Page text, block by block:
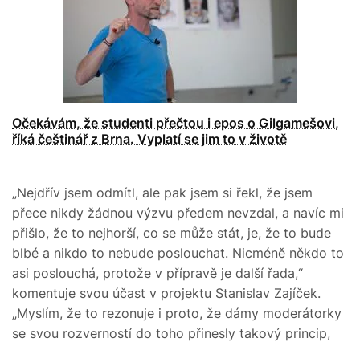
Očekávám, že studenti přečtou i epos o Gilgamešovi,
říká češtinář z Brna. Vyplatí se jim to v životě
„Nejdřív jsem odmítl, ale pak jsem si řekl, že jsem
přece nikdy žádnou výzvu předem nevzdal, a navíc mi
přišlo, že to nejhorší, co se může stát, je, že to bude
blbé a nikdo to nebude poslouchat. Nicméně někdo to
asi poslouchá, protože v přípravě je další řada,“
komentuje svou účast v projektu Stanislav Zajíček.
„Myslím, že to rezonuje i proto, že dámy moderátorky
se svou rozverností do toho přinesly takový princip,